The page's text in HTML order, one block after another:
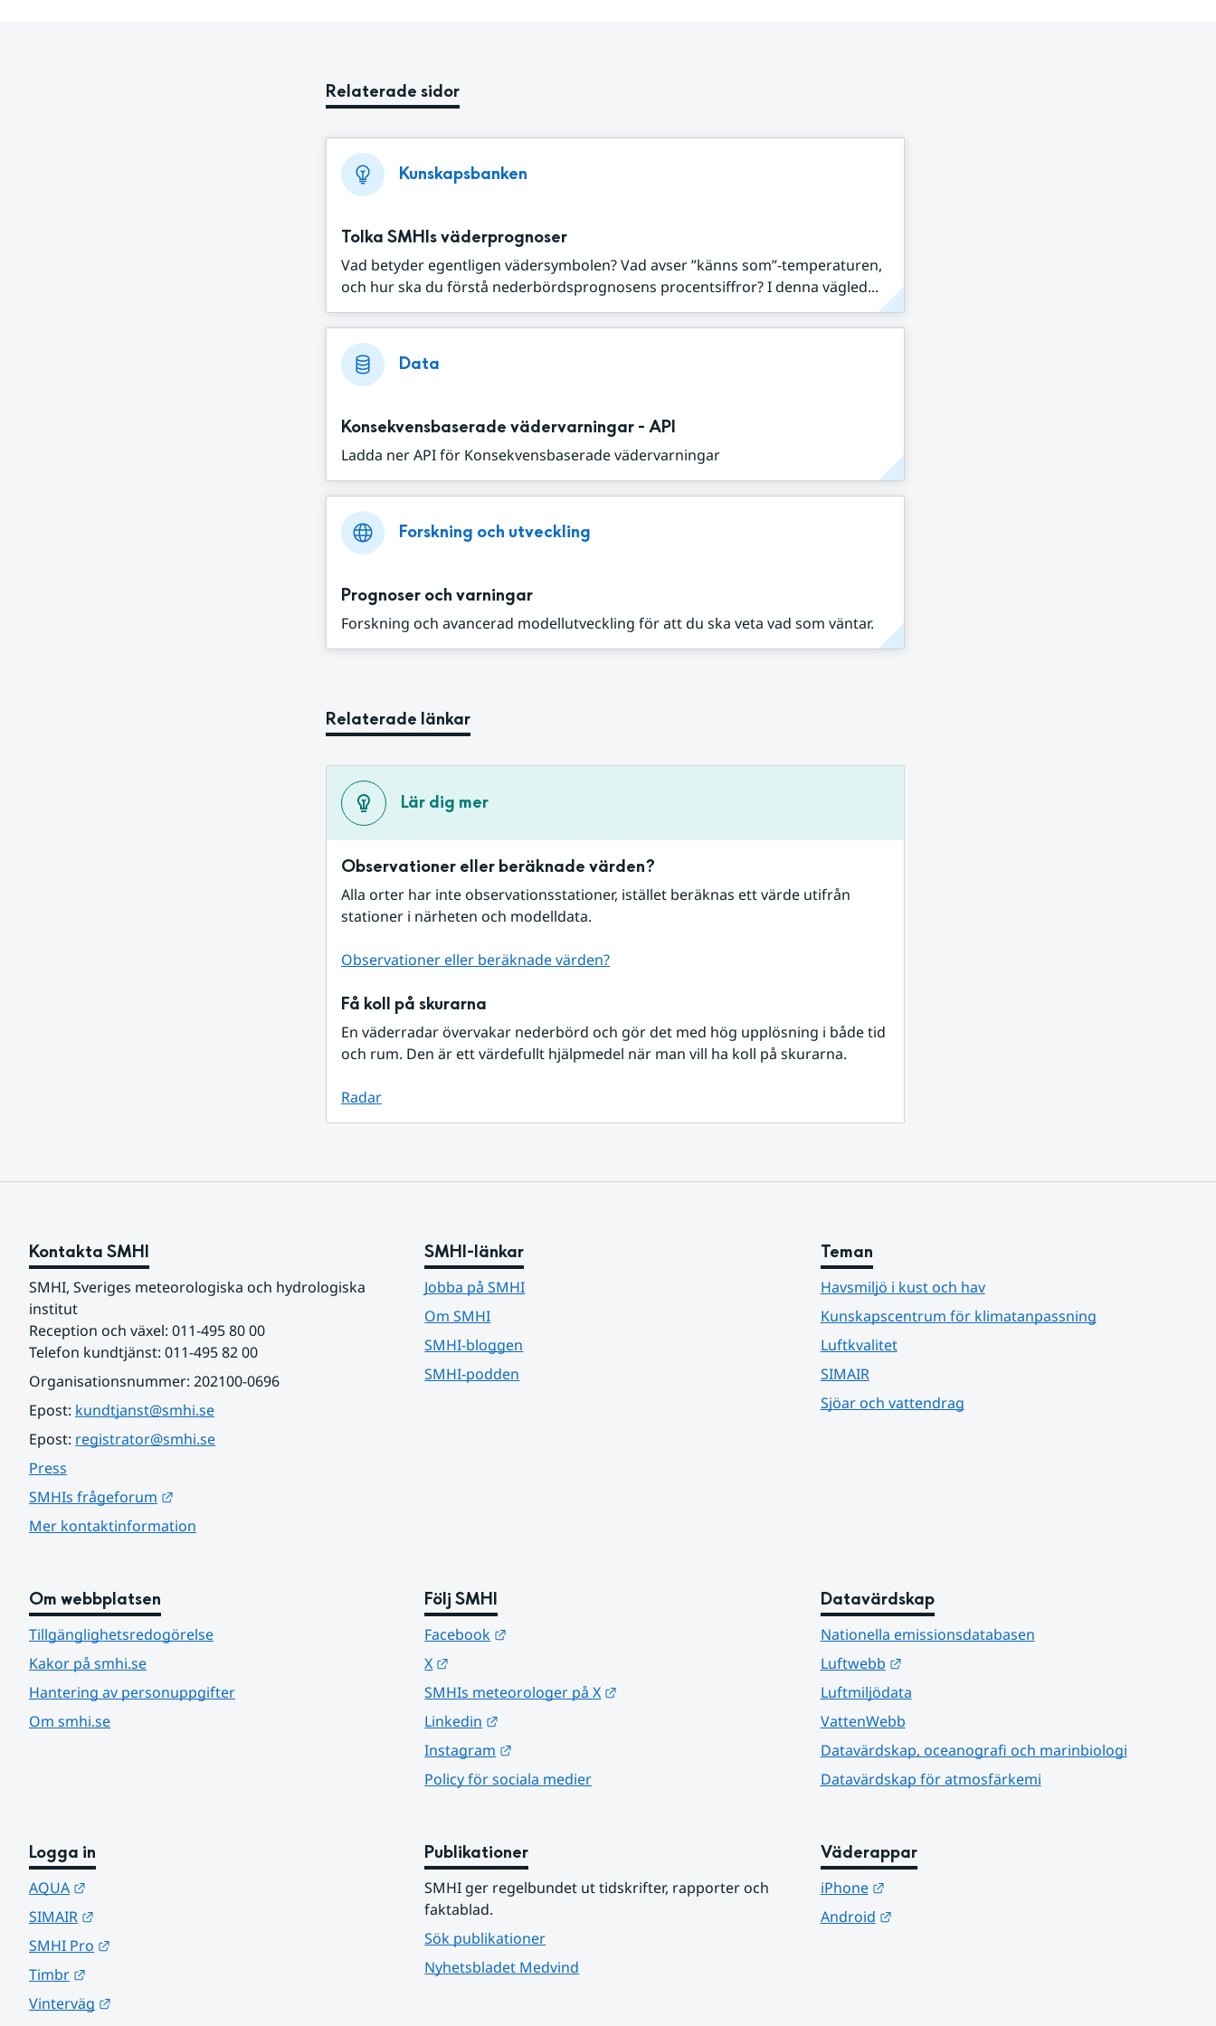
Relaterade sidor
Kunskapsbanken
Tolka SMHIs väderprognoser
Vad betyder egentligen vädersymbolen? Vad avser ”känns som”-temperaturen,
och hur ska du förstå nederbördsprognosens procentsiffror? I denna vägled...
Data
Konsekvensbaserade vädervarningar - API
Ladda ner API för Konsekvensbaserade vädervarningar
Forskning och utveckling
Prognoser och varningar
Forskning och avancerad modellutveckling för att du ska veta vad som väntar.
Relaterade länkar
Lär dig mer
Observationer eller beräknade värden?
Alla orter har inte observationsstationer, istället beräknas ett värde utifrån
stationer i närheten och modelldata.
Observationer eller beräknade värden?
Få koll på skurarna
En väderradar övervakar nederbörd och gör det med hög upplösning i både tid
och rum. Den är ett värdefullt hjälpmedel när man vill ha koll på skurarna.
Radar
Kontakta SMHI
SMHI, Sveriges meteorologiska och hydrologiska
institut
Reception och växel: 011-495 80 00
Telefon kundtjänst: 011-495 82 00
Organisationsnummer: 202100-0696
Epost: kundtjanst@smhi.se
Epost: registrator@smhi.se
Press
SMHIs frågeforum
Mer kontaktinformation
SMHI-länkar
Jobba på SMHI
Om SMHI
SMHI-bloggen
SMHI-podden
Teman
Havsmiljö i kust och hav
Kunskapscentrum för klimatanpassning
Luftkvalitet
SIMAIR
Sjöar och vattendrag
Om webbplatsen
Tillgänglighetsredogörelse
Kakor på smhi.se
Hantering av personuppgifter
Om smhi.se
Följ SMHI
Facebook
X
SMHIs meteorologer på X
Linkedin
Instagram
Policy för sociala medier
Datavärdskap
Nationella emissionsdatabasen
Luftwebb
Länk till annan webbplats.
Luftmiljödata
VattenWebb
Datavärdskap, oceanografi och marinbiologi
Datavärdskap för atmosfärkemi
Logga in
AQUA
SIMAIR
SMHI Pro
Timbr
Vinterväg
Publikationer
SMHI ger regelbundet ut tidskrifter, rapporter och
faktablad.
Sök publikationer
Nyhetsbladet Medvind
Väderappar
iPhone
Länk till annan webbplats.
Android
Länk till annan webbplats.